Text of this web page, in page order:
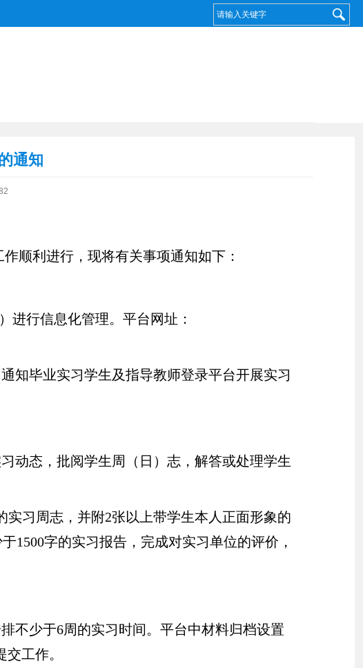
通知
顺利进行，现将有关事项通知如下：
进行信息化管理。平台网址：
知毕业实习学生及指导教师登录平台开展实习
动态，批阅学生周（日）志，解答或处理学生
实习周志，并附2张以上带学生本人正面形象的
于1500字的实习报告，完成对实习单位的评价，
不少于6周的实习时间。平台中材料归档设置
工作。